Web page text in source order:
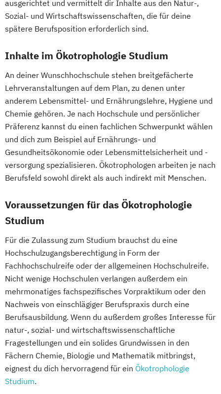
ausgerichtet und vermittelt dir Inhalte aus den Natur-,
Sozial- und Wirtschaftswissenschaften, die für deine
spätere Berufsposition erforderlich sind.
Inhalte im Ökotrophologie Studium
An deiner Wunschhochschule stehen breitgefächerte
Lehrveranstaltungen auf dem Plan, zu denen unter
anderem Lebensmittel- und Ernährungslehre, Hygiene und
Chemie gehören. Je nach Hochschule und persönlicher
Präferenz kannst du einen fachlichen Schwerpunkt wählen
und dich zum Beispiel auf Ernährungs- und
Gesundheitsökonomie oder Lebensmittelsicherheit und -
versorgung spezialisieren. Ökotrophologen arbeiten je nach
Berufsfeld sowohl direkt als auch indirekt mit Menschen.
Voraussetzungen für das Ökotrophologie
Studium
Für die Zulassung zum Studium brauchst du eine
Hochschulzugangsberechtigung in Form der
Fachhochschulreife oder der allgemeinen Hochschulreife.
Nicht wenige Hochschulen verlangen außerdem ein
mehrmonatiges fachspezifisches Vorpraktikum oder den
Nachweis von einschlägiger Berufspraxis durch eine
Berufsausbildung. Wenn du außerdem großes Interesse für
natur-, sozial- und wirtschaftswissenschaftliche
Fragestellungen und ein solides Grundwissen in den
Fächern Chemie, Biologie und Mathematik mitbringst,
eignest du dich hervorragend für ein Ökotrophologie
Studium.